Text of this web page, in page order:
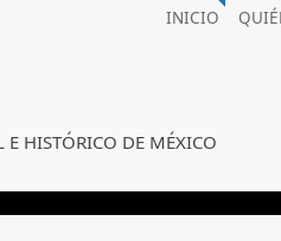
INICIO
HISTÓRICO DE MÉXICO